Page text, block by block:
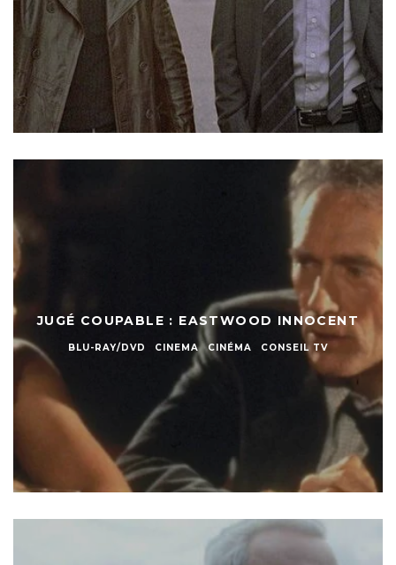
JUGÉ COUPABLE : EASTWOOD INNOCENT
BLU-RAY/DVD CINEMA CINÉMA CONSEIL TV